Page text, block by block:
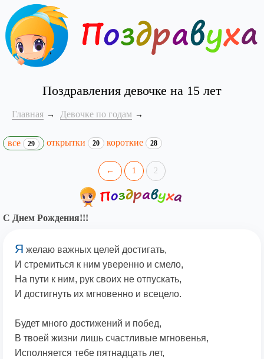
Поздравления девочке на 15 лет
Главная Девочке по годам
все 29 открытки 20 короткие 28
← 1 2
С Днем Рождения!!!
Я желаю важных целей достигать,
И стремиться к ним уверенно и смело,
На пути к ним, рук своих не отпускать,
И достигнуть их мгновенно и всецело.
Будет много достижений и побед,
В твоей жизни лишь счастливые мгновенья,
Исполняется тебе пятнадцать лет,